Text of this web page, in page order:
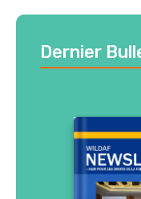
Dernier